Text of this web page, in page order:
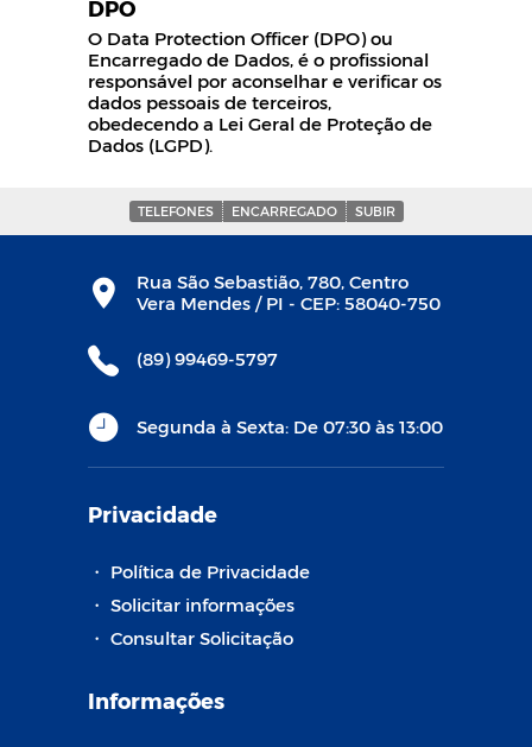
DPO
O Data Protection Officer (DPO) ou
Encarregado de Dados, é o profissional
responsável por aconselhar e verificar os
dados pessoais de terceiros,
obedecendo a Lei Geral de Proteção de
Dados (LGPD).
TELEFONES ENCARREGADO SUBIR
Rua São Sebastião, 780, Centro
Vera Mendes / PI - CEP: 58040-750
(89) 99469-5797
Segunda à Sexta: De 07:30 às 13:00
Privacidade
・ Política de Privacidade
・ Solicitar informações
・ Consultar Solicitação
Informações